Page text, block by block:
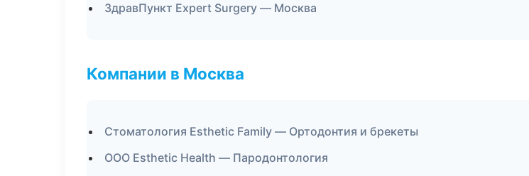
ЗдравПункт Expert Surgery — Москва
Компании в Москва
Стоматология Esthetic Family — Ортодонтия и брекеты
ООО Esthetic Health — Пародонтология